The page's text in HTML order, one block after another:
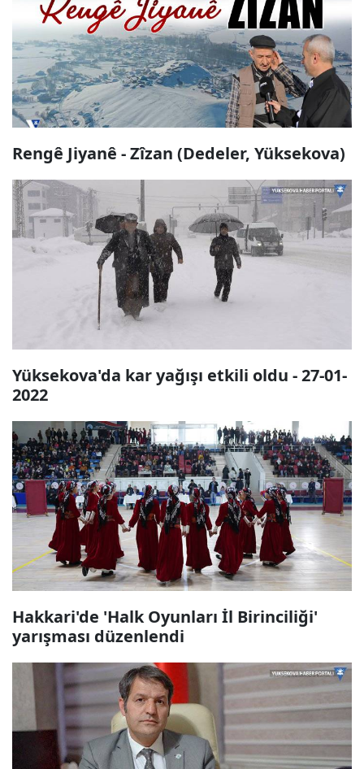
Rengê Jiyanê - Zîzan (Dedeler, Yüksekova)
Yüksekova'da kar yağışı etkili oldu - 27-01-
2022
Hakkari'de 'Halk Oyunları İl Birinciliği'
yarışması düzenlendi